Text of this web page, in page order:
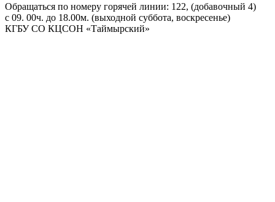
Обращаться по номеру горячей линии: 122, (добавочный 4)
с 09. 00ч. до 18.00м. (выходной суббота, воскресенье)
КГБУ СО КЦСОН «Таймырский»